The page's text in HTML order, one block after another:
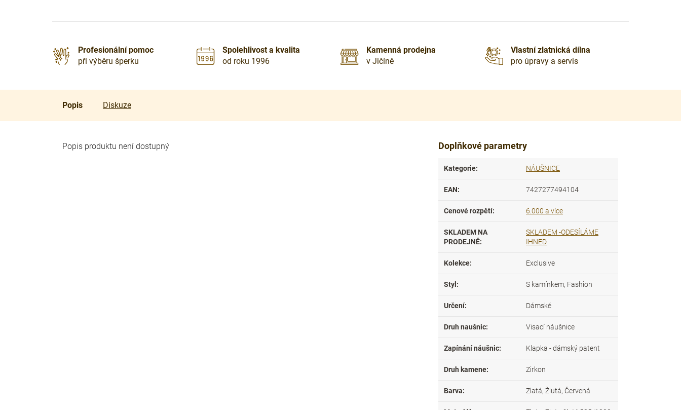
Profesionální pomoc
při výběru šperku
Spolehlivost a kvalita
od roku 1996
Kamenná prodejna
v Jičíně
Vlastní zlatnická dílna
pro úpravy a servis
Popis Diskuze
Popis produktu není dostupný Doplňkové parametry
Kategorie: NÁUŠNICE
EAN: 7427277494104
Cenové rozpětí: 6.000 a více
SKLADEM NA
PRODEJNĚ:
SKLADEM -ODESÍLÁME
IHNED
Kolekce: Exclusive
Styl : S kamínkem, Fashion
Určení: Dámské
Druh naušnic: Visací náušnice
Zapínání náušnic: Klapka - dámský patent
Druh kamene: Zirkon
Barva: Zlatá, Žlutá, Červená